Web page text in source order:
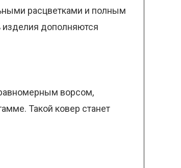
расцветками и полным
изделия дополняются
ворсом,
Такой ковер станет